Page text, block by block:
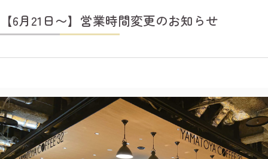
【6月21日〜】営業時間変更のお知らせ